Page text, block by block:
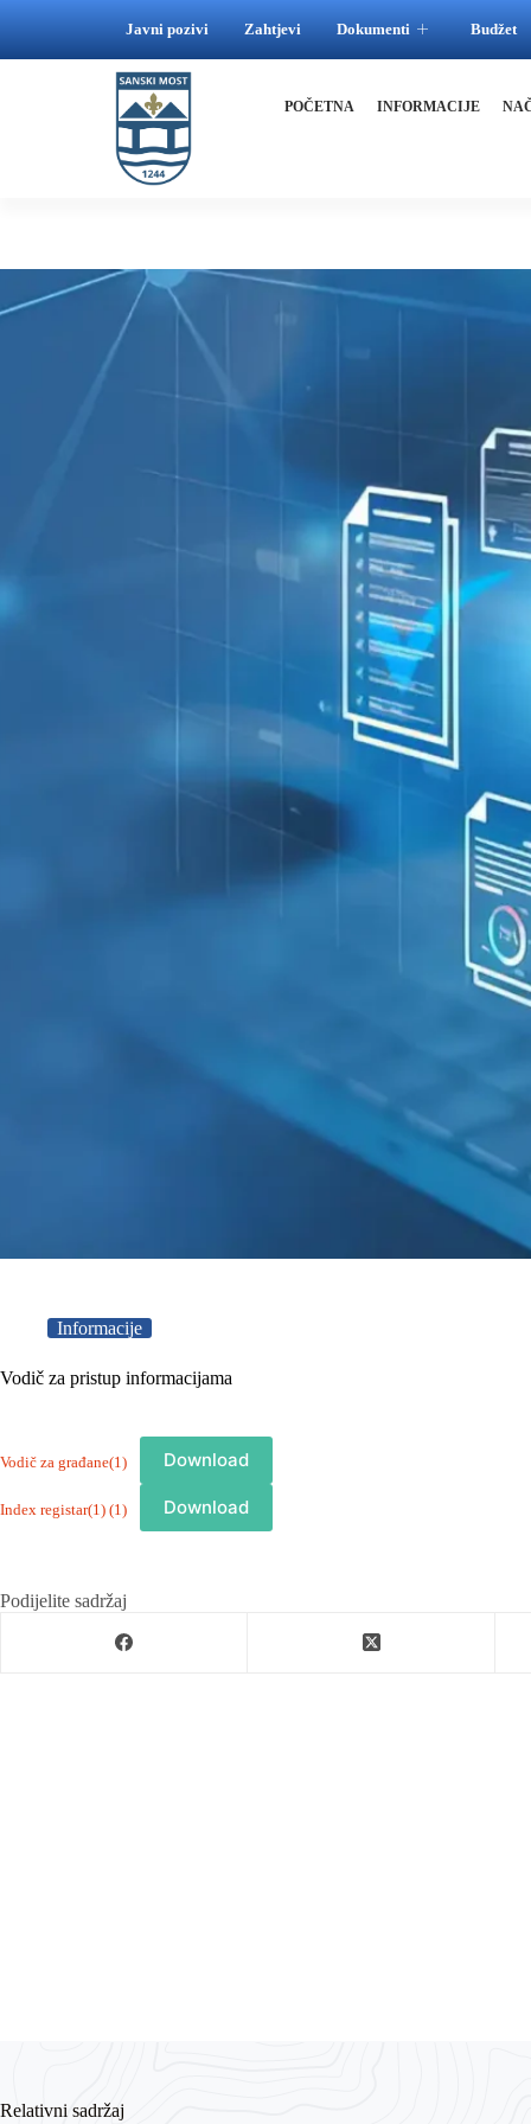
Javni pozivi Zahtjevi Dokumenti Budžet
POČETNA INFORMACIJE
Informacije
Vodič za pristup informacijama
Vodič za građane(1) Download
Index registar(1) (1) Download
Podijelite sadržaj
Relativni sadržaj